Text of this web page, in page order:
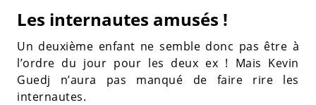
Les internautes amusés !
Un deuxième enfant ne semble donc pas être à
l’ordre du jour pour les deux ex ! Mais Kevin
Guedj n’aura pas manqué de faire rire les
internautes.